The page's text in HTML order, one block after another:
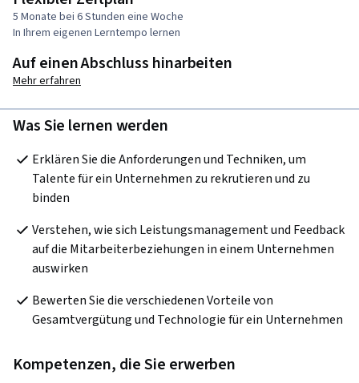
5 Monate bei 6 Stunden eine Woche
In Ihrem eigenen Lerntempo lernen
Auf einen Abschluss hinarbeiten
Mehr erfahren
Was Sie lernen werden
Erklären Sie die Anforderungen und Techniken, um
Talente für ein Unternehmen zu rekrutieren und zu
binden
Verstehen, wie sich Leistungsmanagement und Feedback
auf die Mitarbeiterbeziehungen in einem Unternehmen
auswirken
Bewerten Sie die verschiedenen Vorteile von
Gesamtvergütung und Technologie für ein Unternehmen
Kompetenzen, die Sie erwerben